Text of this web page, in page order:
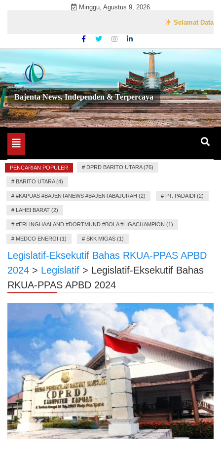
Minggu, Agustus 9, 2026
Selamat Datang di
Bajenta News, Independen & Terpercaya
Toggle
navigation
PENCARIAN POPULER # DPRD BARITO UTARA (76)
# BARITO UTARA (4)
# #KAPUAS #BAJENTANEWS #BAJENTABAJURAH (2) # PT. PADAIDI (2)
# LAHEI BARAT (2)
# #ERLINGHAALAND #DORTMUND #BOLA #LIGACHAMPION (1)
# MEDCO ENERGI (1) # SKK MIGAS (1)
Legislatif-Eksekutif Bahas RKUA-PPAS APBD
2024 > Legislatif > Legislatif-Eksekutif Bahas
RKUA-PPAS APBD 2024